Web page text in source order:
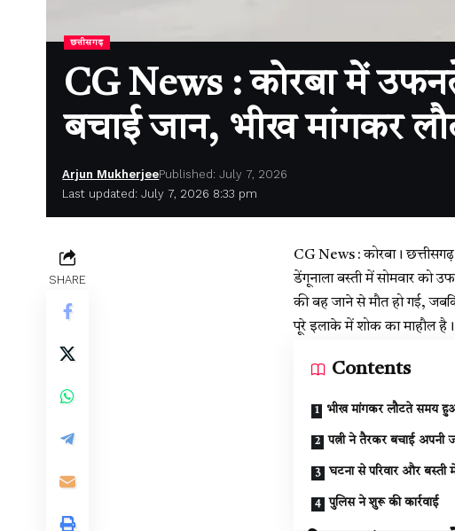
छत्तीसगढ़
CG News : कोरबा में
बचाई जान, भीख मांगकर
Last updated: July 7, 2026 8:33 pm
Arjun MukherjeePublished: July 7, 2026
SHARE
CG News : कोरबा।
डेंगूनाला बस्ती में सोमवार को
की बह जाने से मौत हो गई,
पूरे इलाके में शोक का माहौल है।
Contents
भीख मांगकर लौटते समय
पत्नी ने तैरकर बचाई अपनी
घटना से परिवार और बस्ती
पुलिस ने शुरू की कार्रवाई